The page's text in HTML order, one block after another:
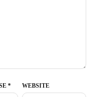
* WEBSITE